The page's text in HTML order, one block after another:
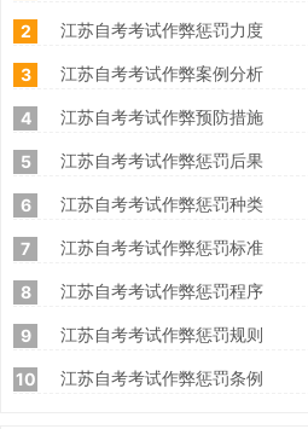
2 江苏自考考试作弊惩罚力度
3 江苏自考考试作弊案例分析
4 江苏自考考试作弊预防措施
5 江苏自考考试作弊惩罚后果
6 江苏自考考试作弊惩罚种类
7 江苏自考考试作弊惩罚标准
8 江苏自考考试作弊惩罚程序
9 江苏自考考试作弊惩罚规则
10 江苏自考考试作弊惩罚条例